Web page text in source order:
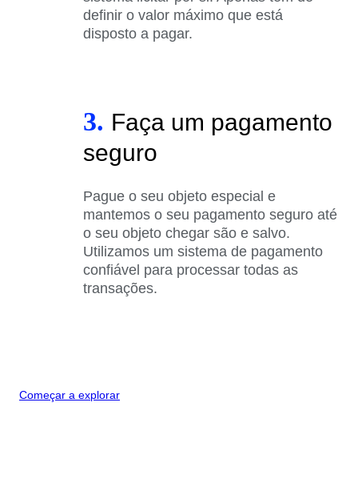
definir o valor máximo que está
disposto a pagar.
3. Faça um pagamento
seguro
Pague o seu objeto especial e
mantemos o seu pagamento seguro até
o seu objeto chegar são e salvo.
Utilizamos um sistema de pagamento
confiável para processar todas as
transações.
Começar a explorar